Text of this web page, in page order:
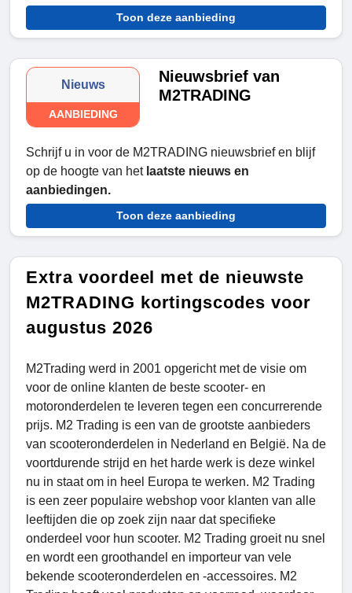
Toon deze aanbieding
Nieuws
AANBIEDING
Nieuwsbrief van
M2TRADING
Schrijf u in voor de M2TRADING nieuwsbrief en blijf
op de hoogte van het laatste nieuws en
aanbiedingen.
Toon deze aanbieding
Extra voordeel met de nieuwste
M2TRADING kortingscodes voor
augustus 2026
M2Trading werd in 2001 opgericht met de visie om
voor de online klanten de beste scooter- en
motoronderdelen te leveren tegen een concurrerende
prijs. M2 Trading is een van de grootste aanbieders
van scooteronderdelen in Nederland en België. Na de
voortdurende strijd en het harde werk is deze winkel
nu in staat om in heel Europa te werken. M2 Trading
is een zeer populaire webshop voor klanten van alle
leeftijden die op zoek zijn naar dat specifieke
onderdeel voor hun scooter. M2 Trading groeit nu snel
en wordt een groothandel en importeur van vele
bekende scooteronderdelen en -accessoires. M2